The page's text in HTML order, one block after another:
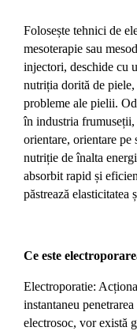
Folosește tehnici de
mesoterapie sau
injectori, deschide cu
nutriția dorită de
probleme ale pielii.
în industria
orientare, orientare pe
nutriție de înalta
absorbit rapid și
păstrează elasticitatea
Ce este
Electroporatie:
instantaneu
electrosoc, vor există